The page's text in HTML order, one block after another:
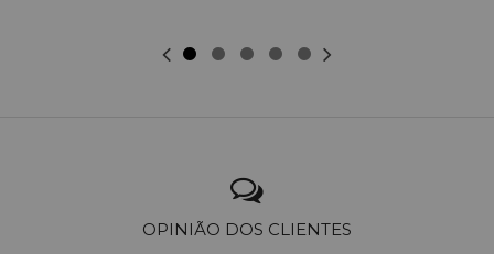
OPINIÃO DOS CLIENTES